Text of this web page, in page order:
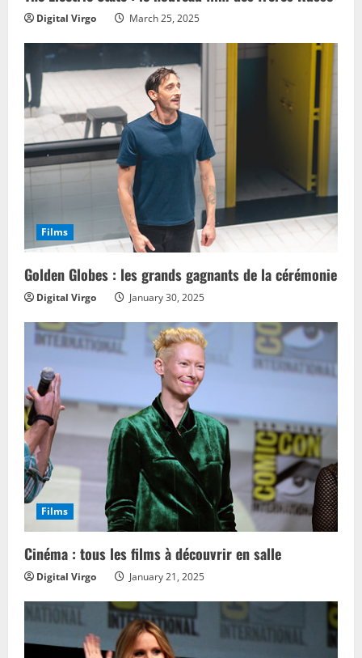
Digital Virgo March 25, 2025
Films
Golden Globes : les grands gagnants de la cérémonie
Digital Virgo January 30, 2025
Films
Cinéma : tous les films à découvrir en salle
Digital Virgo January 21, 2025